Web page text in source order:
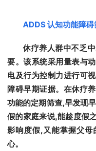
ADDS 认知功能障
休疗养人群中不乏
要。该系统采用量表与
电及行为控制力进行可
障碍早期证据。在休疗
功能的定期筛查,早发现
假的家庭来说,能趁度假
影响度假,又能掌握父
心。